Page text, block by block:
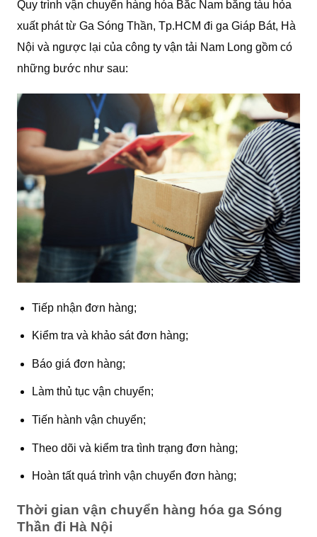
Quy trình vận chuyển hàng hóa Bắc Nam bằng tàu hỏa
xuất phát từ Ga Sóng Thần, Tp.HCM đi ga Giáp Bát, Hà
Nội và ngược lại của công ty vận tải Nam Long gồm có
những bước như sau:
Tiếp nhận đơn hàng;
Kiểm tra và khảo sát đơn hàng;
Báo giá đơn hàng;
Làm thủ tục vận chuyển;
Tiến hành vận chuyển;
Theo dõi và kiểm tra tình trạng đơn hàng;
Hoàn tất quá trình vận chuyển đơn hàng;
Thời gian vận chuyển hàng hóa ga Sóng
Thần đi Hà Nội